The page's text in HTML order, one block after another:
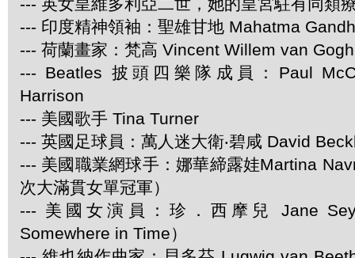
--- 印度精神領袖：聖雄甘地 Mahatma
--- 荷蘭畫家：梵高 Vincent Willem van Gogh
--- Beatles 披頭四樂隊成員：Paul
Harrison
--- 美國歌手 Tina Turner
--- 英國足球員：萬人迷大衛‧碧咸 David
--- 美國職業網球手：娜華締露娃Martina
次大滿貫女單冠軍）
--- 美國女演員：珍．西摩兒 Jane
Somewhere in Time）